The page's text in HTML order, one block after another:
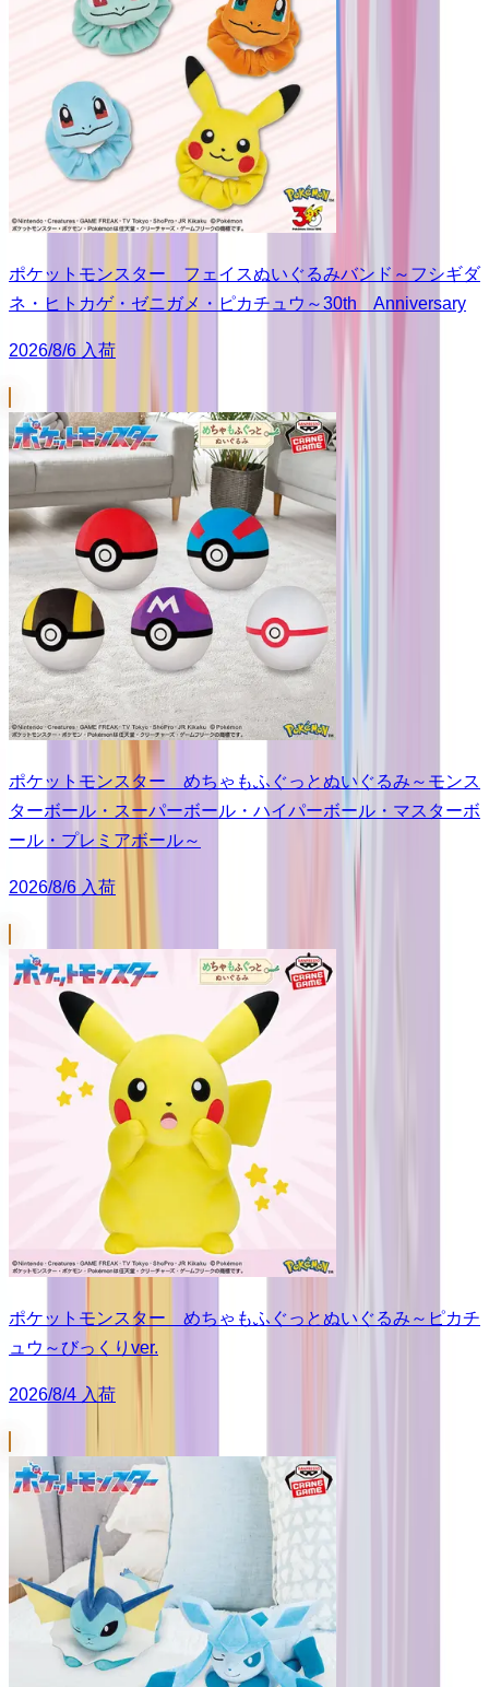
ポケットモンスター フェイスぬいぐるみバンド～フシギダ
ネ・ヒトカゲ・ゼニガメ・ピカチュウ～30th Anniversary
2026/8/6 入荷
ポケットモンスター めちゃもふぐっとぬいぐるみ～モンス
ターボール・スーパーボール・ハイパーボール・マスターボ
ール・プレミアボール～
2026/8/6 入荷
ポケットモンスター めちゃもふぐっとぬいぐるみ～ピカチ
ュウ～びっくりver.
2026/8/4 入荷